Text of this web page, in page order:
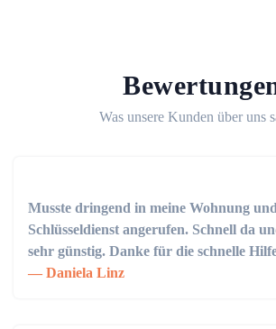
Was unsere Kunden über uns
Musste dringend in meine Wohnung
Schlüsseldienst angerufen. Schnell da
sehr günstig. Danke für die schnelle
Daniela Linz